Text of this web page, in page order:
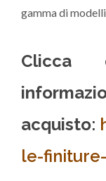
gamma di
Clicca
acquisto:
le-